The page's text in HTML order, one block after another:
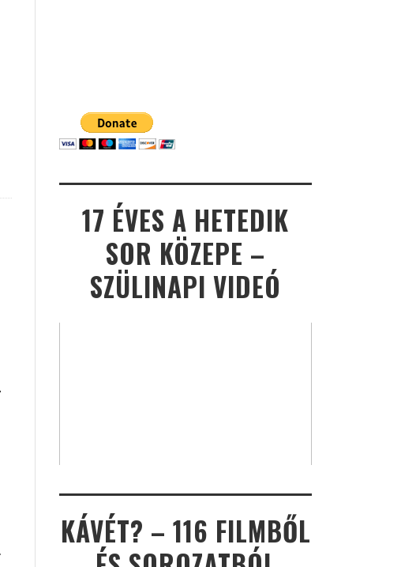
17 ÉVES A HETEDIK
SOR KÖZEPE –
SZÜLINAPI VIDEÓ
KÁVÉT? – 116 FILMBŐL